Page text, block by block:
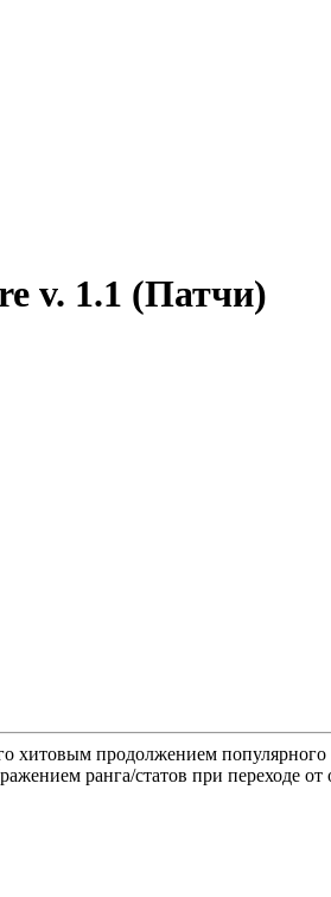
v. 1.1 (Патчи)
хитовым продолжением популярного
ранга/статов при переходе от